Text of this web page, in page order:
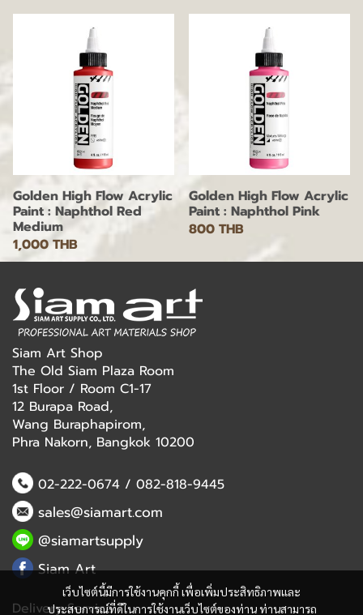
Golden High Flow Acrylic
Paint : Naphthol Red
Medium
1,000 THB
Golden High Flow Acrylic
Paint : Naphthol Pink
800 THB
เว็บไซต์นี้มีการใช้งานคุกกี้ เพื่อเพิ่มประสิทธิภาพและ
ประสบการณ์ที่ดีในการใช้งานเว็บไซต์ของท่าน ท่านสามารถ
Siam Art Shop
The Old Siam Plaza Room
1st Floor / Room C1-17
12 Burapa Road,
Wang Buraphapirom,
Phra Nakorn, Bangkok 10200
02-222-0674/ 082-818-9445
sales@siamart.com
@siamartsupply
Siam Art
Delivery Service